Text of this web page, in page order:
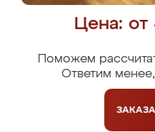
Цена:
Поможем
Ответим